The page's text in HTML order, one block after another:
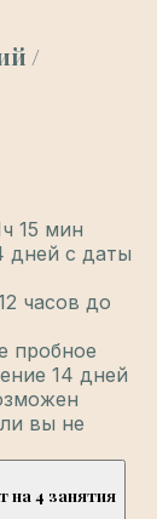
/
15 мин
дней с даты
часов до
пробное
14 дней
вы не
на 4 занятия